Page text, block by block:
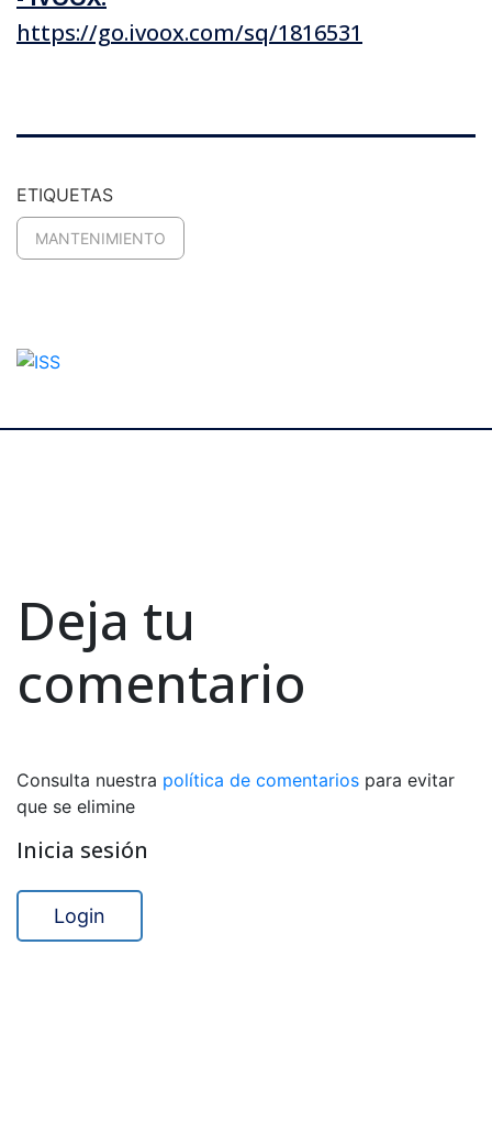
https://go.ivoox.com/sq/1816531
ETIQUETAS
MANTENIMIENTO
Deja tu
comentario
Consulta nuestra política de comentarios para evitar
que se elimine
Inicia sesión
Login